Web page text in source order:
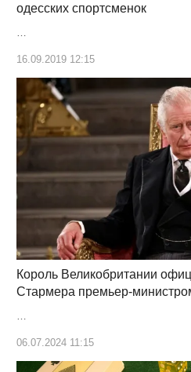
одесских спортсменок
…
16.09.2019 12:15
Король Великобритании
Стармера премьер-
…
06.07.2024 11:15